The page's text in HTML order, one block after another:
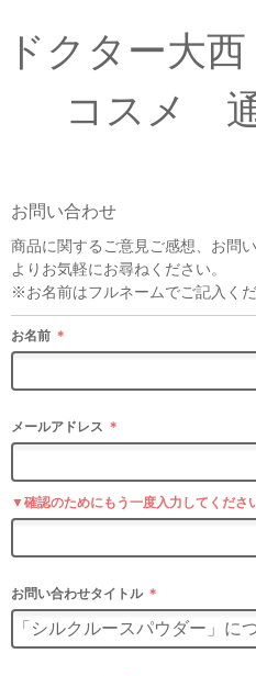
ドクター大
コスメ
お問い合わせ
商品に関するご意見ご感想、お問
よりお気軽にお尋ねください。
※お名前はフルネームでご記入くだ
お名前 ＊
メールアドレス ＊
▼確認のためにもう一度入力してくださ
お問い合わせタイトル ＊